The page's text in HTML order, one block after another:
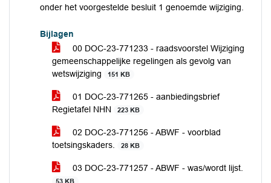
onder het voorgestelde besluit 1 genoemde wijziging.
Bijlagen
00 DOC-23-771233 - raadsvoorstel Wijziging
gemeenschappelijke regelingen als gevolg van
wetswijziging
151 KB
01 DOC-23-771265 - aanbiedingsbrief
Regietafel NHN
223 KB
02 DOC-23-771256 - ABWF - voorblad
toetsingskaders.
28 KB
03 DOC-23-771257 - ABWF - was/wordt lijst.
53 KB